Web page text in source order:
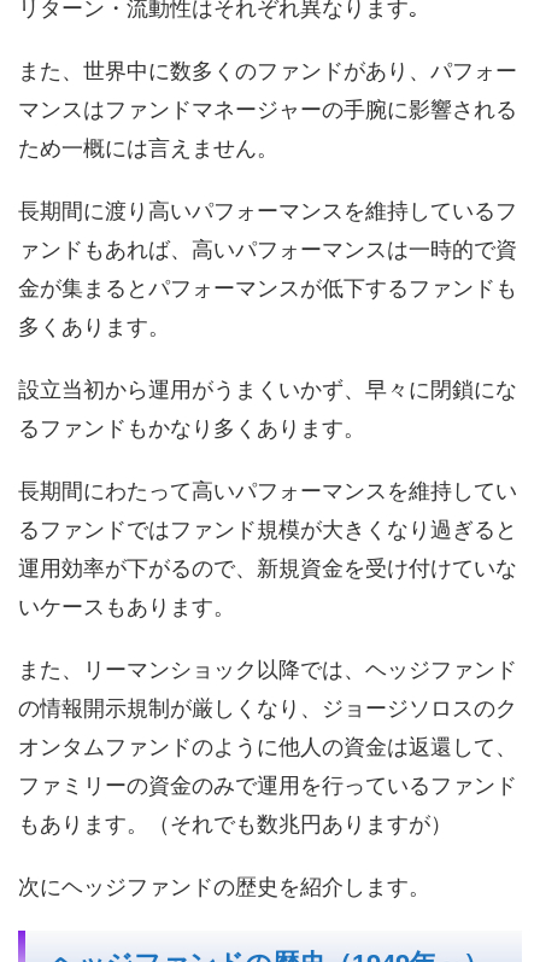
リターン・流動性はそれぞれ異なります｡
また、世界中に数多くのファンドがあり、パフォー
マンスはファンドマネージャーの手腕に影響される
ため一概には言えません。
長期間に渡り高いパフォーマンスを維持しているフ
ァンドもあれば、高いパフォーマンスは一時的で資
金が集まるとパフォーマンスが低下するファンドも
多くあります。
設立当初から運用がうまくいかず、早々に閉鎖にな
るファンドもかなり多くあります。
長期間にわたって高いパフォーマンスを維持してい
るファンドではファンド規模が大きくなり過ぎると
運用効率が下がるので、新規資金を受け付けていな
いケースもあります。
また、リーマンショック以降では、ヘッジファンド
の情報開示規制が厳しくなり、ジョージソロスのク
オンタムファンドのように他人の資金は返還して、
ファミリーの資金のみで運用を行っているファンド
もあります。（それでも数兆円ありますが）
次にヘッジファンドの歴史を紹介します。